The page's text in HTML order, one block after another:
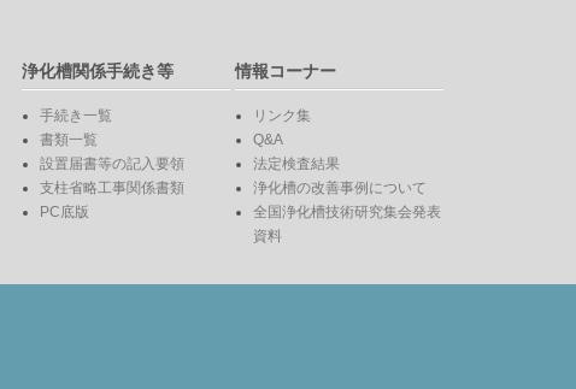
浄化槽関係手続き等
手続き一覧
書類一覧
設置届書等の記入要領
支柱省略工事関係書類
PC底版
情報コーナー
リンク集
Q&A
法定検査結果
浄化槽の改善事例について
全国浄化槽技術研究集会発表
資料